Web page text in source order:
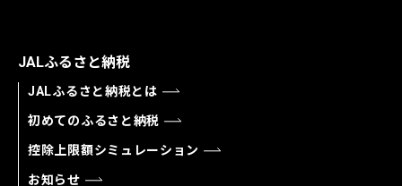
JALふるさと納税
JALふるさと納税とは
初めてのふるさと納税
控除上限額シミュレーション
お知らせ